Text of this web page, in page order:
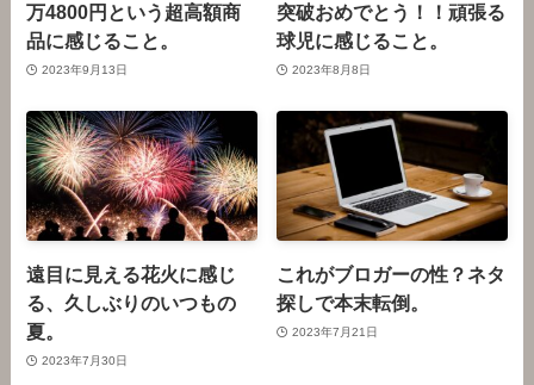
万4800円という超高額商
品に感じること。
2023年9月13日
突破おめでとう！！頑張る
球児に感じること。
2023年8月8日
遠目に見える花火に感じ
る、久しぶりのいつもの
夏。
2023年7月30日
これがブロガーの性？ネタ
探しで本末転倒。
2023年7月21日